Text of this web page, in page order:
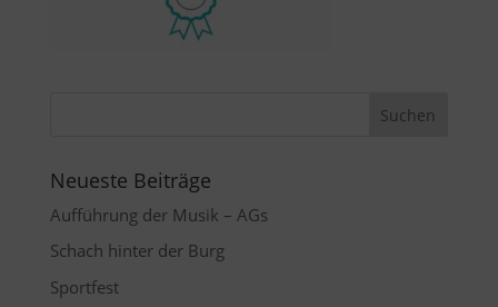
Neueste Beiträge
Aufführung der Musik – AGs
Schach hinter der Burg
Sportfest